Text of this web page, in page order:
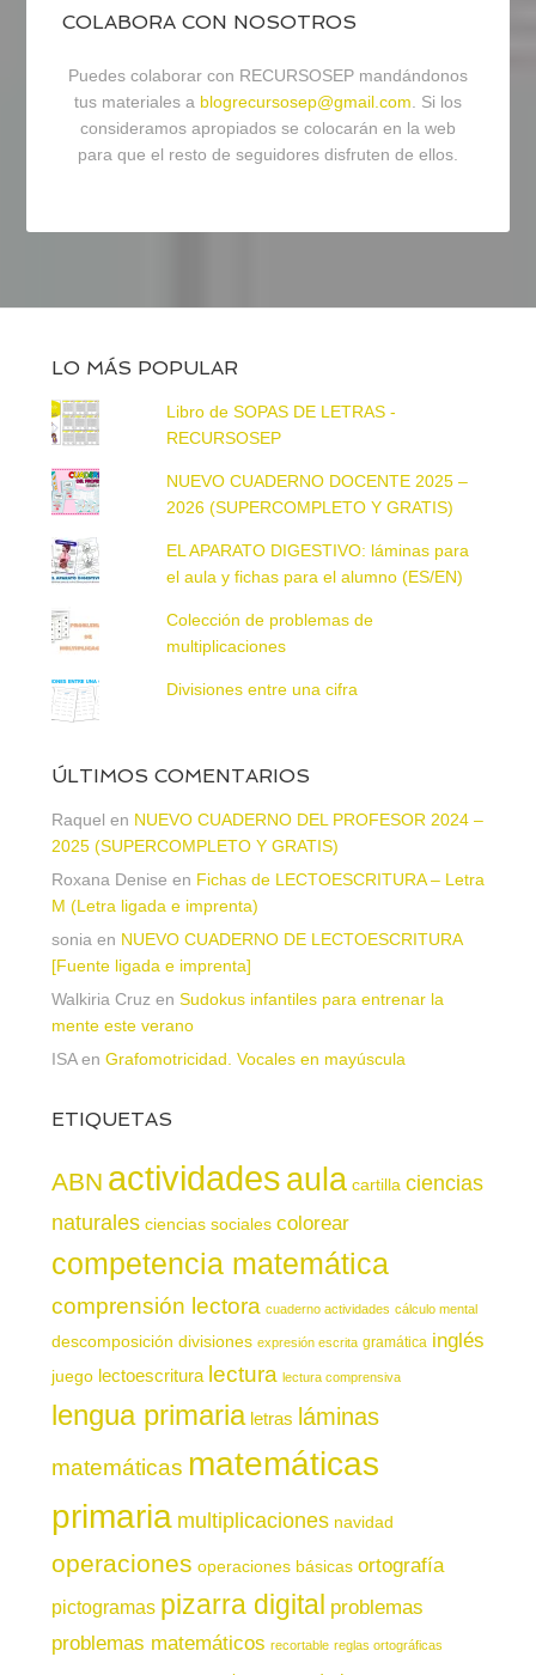
COLABORA CON NOSOTROS
Puedes colaborar con RECURSOSEP mandándonos
tus materiales a blogrecursosep@gmail.com. Si los
consideramos apropiados se colocarán en la web
para que el resto de seguidores disfruten de ellos.
LO MÁS POPULAR
Libro de SOPAS DE LETRAS -
RECURSOSEP
NUEVO CUADERNO DOCENTE 2025 –
2026 (SUPERCOMPLETO Y GRATIS)
EL APARATO DIGESTIVO: láminas para
el aula y fichas para el alumno (ES/EN)
Colección de problemas de
multiplicaciones
Divisiones entre una cifra
ÚLTIMOS COMENTARIOS
Raquel en NUEVO CUADERNO DEL PROFESOR 2024 –
2025 (SUPERCOMPLETO Y GRATIS)
Roxana Denise en Fichas de LECTOESCRITURA – Letra
M (Letra ligada e imprenta)
sonia en NUEVO CUADERNO DE LECTOESCRITURA
[Fuente ligada e imprenta]
Walkiria Cruz en Sudokus infantiles para entrenar la
mente este verano
ISAen Grafomotricidad. Vocales en mayúscula
ETIQUETAS
ABN actividadesaula cartilla ciencias
naturales ciencias sociales colorear
competencia matemática
comprensión lectora cuaderno actividades cálculo mental
descomposición divisiones expresión escrita gramática inglés
juego lectoescritura lectura lectura comprensiva
lengua primaria letras láminas
matemáticas matemáticas
primaria multiplicaciones navidad
operaciones operaciones básicas ortografía
pictogramas pizarra digital problemas
problemas matemáticos recortable reglas ortográficas